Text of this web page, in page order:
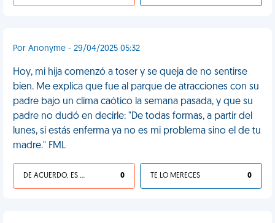
Por Anonyme - 29/04/2025 05:32
Hoy, mi hija comenzó a toser y se queja de no sentirse
bien. Me explica que fue al parque de atracciones con su
padre bajo un clima caótico la semana pasada, y que su
padre no dudó en decirle: "De todas formas, a partir del
lunes, si estás enferma ya no es mi problema sino el de tu
madre." FML
DE ACUERDO, ES UNA VIDA HP 0 TE LO MERECES 0